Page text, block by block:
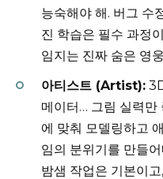
능숙해야 해. 버그 수
진 학습은 필수 과정
임지는 진짜 숨은 영
아티스트 (Artist):
메이터… 그림 실력만
에 맞춰 모델링하고
임의 분위기를 만들
밤샘 작업은 기본이